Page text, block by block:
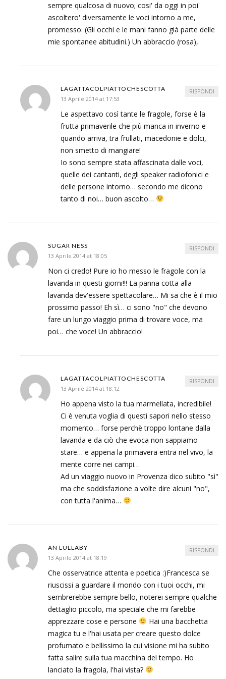
sempre qualcosa di nuovo; cosi' da oggi in poi'
ascoltero' diversamente le voci intorno a me,
promesso. (Gli occhi e le mani fanno già parte delle
mie spontanee abitudini.) Un abbraccio (rosa),
LAGATTACOLPIATTOCHESCOTTA
13 Aprile 2014 at 17:53
Le aspettavo così tante le fragole, forse è la
frutta primaverile che più manca in inverno e
quando arriva, tra frullati, macedonie e dolci,
non smetto di mangiare!
Io sono sempre stata affascinata dalle voci,
quelle dei cantanti, degli speaker radiofonici e
delle persone intorno… secondo me dicono
tanto di noi… buon ascolto…
RISPONDI
SUGAR NESS
13 Aprile 2014 at 18:05
Non ci credo! Pure io ho messo le fragole con la
lavanda in questi giorni!!! La panna cotta alla
lavanda dev'essere spettacolare… Mi sa che è il mio
prossimo passo! Eh sì… ci sono "no" che devono
fare un lungo viaggio prima di trovare voce, ma
poi… che voce! Un abbraccio!
RISPONDI
LAGATTACOLPIATTOCHESCOTTA
13 Aprile 2014 at 18:12
Ho appena visto la tua marmellata, incredibile!
Ci è venuta voglia di questi sapori nello stesso
momento… forse perchè troppo lontane dalla
lavanda e da ciò che evoca non sappiamo
stare… e appena la primavera entra nel vivo, la
mente corre nei campi…
Ad un viaggio nuovo in Provenza dico subito "sì"
ma che soddisfazione a volte dire alcuni "no",
con tutta l'anima…
RISPONDI
AN LULLABY
13 Aprile 2014 at 18:19
Che osservatrice attenta e poetica :)Francesca se
riuscissi a guardare il mondo con i tuoi occhi, mi
sembrerebbe sempre bello, noterei sempre qualche
dettaglio piccolo, ma speciale che mi farebbe
apprezzare cose e persone
Hai una bacchetta
magica tu e l'hai usata per creare questo dolce
profumato e bellissimo la cui visione mi ha subito
fatta salire sulla tua macchina del tempo. Ho
lanciato la fragola, l'hai vista?
RISPONDI